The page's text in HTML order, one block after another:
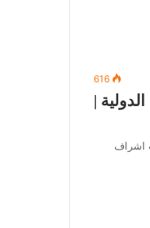
616
|
اشراف